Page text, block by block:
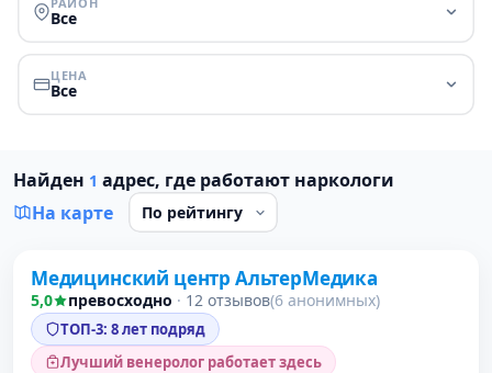
Все
ЦЕНА
Все
Найден 1 адрес, где работают наркологи
На карте
Проверено давно
1 место в рейтинге
Медицинский центр АльтерМедика
5,0 превосходно · 12 отзывов(6 анонимных)
ТОП-3: 8 лет подряд
Лучший венеролог работает здесь